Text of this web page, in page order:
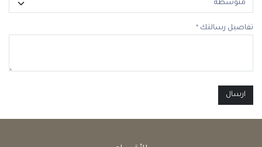
تفاصيل رسالتك *
ارسال